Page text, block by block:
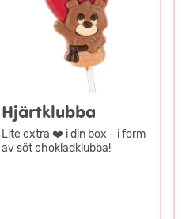
Hjärtklubba
Lite extra ❤️ i din box - i form
av söt chokladklubba!